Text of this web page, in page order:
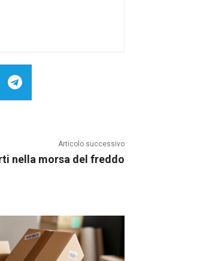
Articolo successivo
nella morsa del freddo